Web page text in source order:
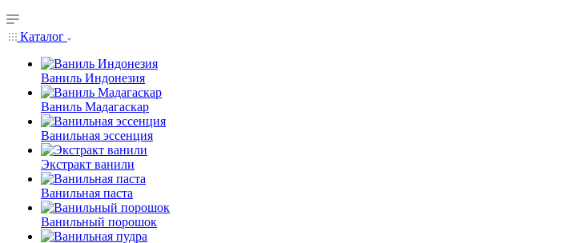
Каталог
Ваниль Индонезия
Ваниль Мадагаскар
Ванильная эссенция
Экстракт ванили
Ванильная паста
Ванильный порошок